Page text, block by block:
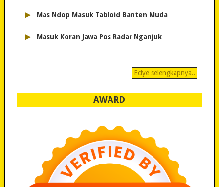
▸ Mas Ndop Masuk Tabloid Banten Muda
▸ Masuk Koran Jawa Pos Radar Nganjuk
Eciye selengkapnya..
AWARD